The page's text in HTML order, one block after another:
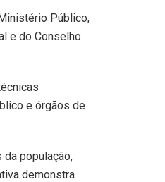
Público,
e do Conselho
e órgãos de
população,
demonstra